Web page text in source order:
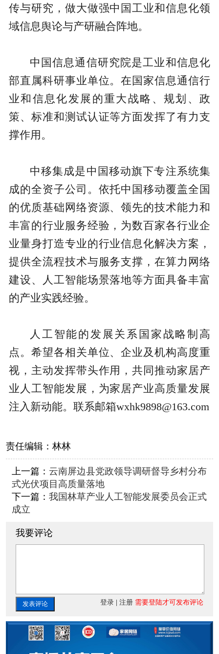
传与研究，做大做强中国工业和信息化领
域信息舆论与产研融合阵地。
中国信息通信研究院是工业和信息化
部直属科研事业单位。在国家信息通信行
业和信息化发展的重大战略、规划、政
策、标准和测试认证等方面发挥了有力支
撑作用。
中移集成是中国移动旗下专注系统集
成的全资子公司。依托中国移动覆盖全国
的优质基础网络资源、领先的技术能力和
丰富的行业服务经验，为数百家各行业企
业量身打造专业的行业信息化解决方案，
提供全流程技术与服务支撑，在算力网络
建设、人工智能场景落地等方面具备丰富
的产业实践经验。
人工智能的发展关系国家战略制高
点。希望各相关单位、企业及机构高度重
视，主动发挥带头作用，共同推动家居产
业人工智能发展，为家居产业高质量发展
注入新动能。联系邮箱wxhk9898@163.com
责任编辑： 林林
上一篇： 云南屏边县党政领导调研督导乡村分布
式光伏项目高质量落地
下一篇： 我国林草产业人工智能发展委员会正式
成立
我要评论
发表评论 登录 |注册 需要登陆才可发布评论